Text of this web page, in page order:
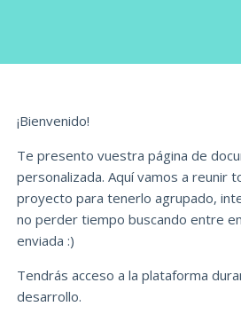
¡Bienvenido!
Te presento vuestra página de
personalizada. Aquí vamos a reunir
proyecto para tenerlo agrupado,
no perder tiempo buscando entre
enviada :)
Tendrás acceso a la plataforma
desarrollo.